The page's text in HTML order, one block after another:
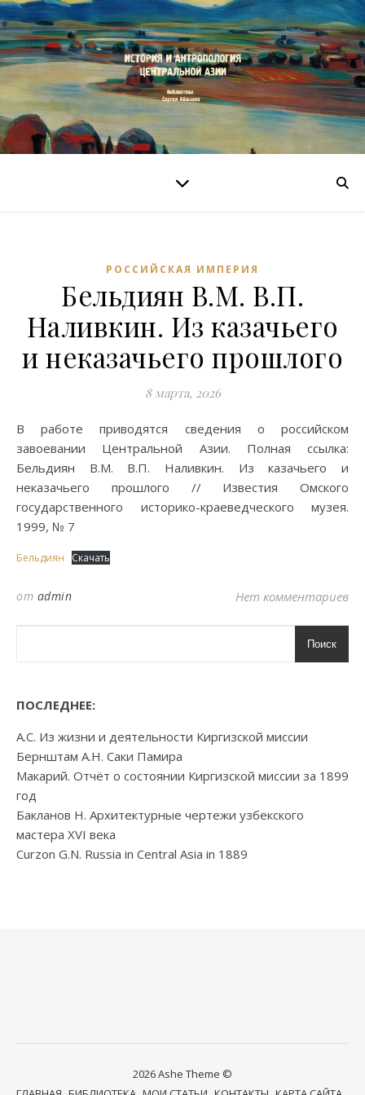
РОССИЙСКАЯ ИМПЕРИЯ
Бельдиян В.М. В.П.
Наливкин. Из казачьего
и неказачьего прошлого
8 марта, 2026
В работе приводятся сведения о российском
завоевании Центральной Азии. Полная ссылка:
Бельдиян В.М. В.П. Наливкин. Из казачьего и
неказачьего прошлого // Известия Омского
государственного историко-краеведческого музея.
1999, № 7
Бельдиян Скачать
от admin Нет комментариев
Поиск
ПОСЛЕДНЕЕ:
А.С. Из жизни и деятельности Киргизской миссии
Бернштам А.Н. Саки Памира
Макарий. Отчёт о состоянии Киргизской миссии за 1899
год
Бакланов Н. Архитектурные чертежи узбекского
мастера XVI века
Curzon G.N. Russia in Central Asia in 1889
2026 Ashe Theme ©